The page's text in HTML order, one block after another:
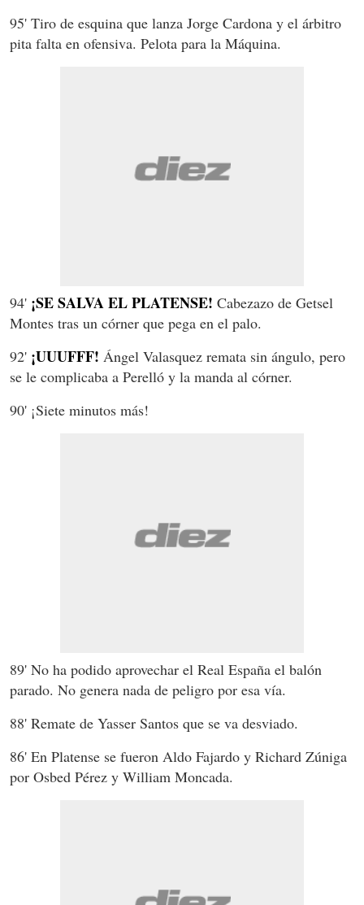
95' Tiro de esquina que lanza Jorge Cardona y el árbitro
pita falta en ofensiva. Pelota para la Máquina.
94' ¡SE SALVA EL PLATENSE! Cabezazo de Getsel
Montes tras un córner que pega en el palo.
92' ¡UUUFFF! Ángel Valasquez remata sin ángulo, pero
se le complicaba a Perelló y la manda al córner.
90' ¡Siete minutos más!
89' No ha podido aprovechar el Real España el balón
parado. No genera nada de peligro por esa vía.
88' Remate de Yasser Santos que se va desviado.
86' En Platense se fueron Aldo Fajardo y Richard Zúniga
por Osbed Pérez y William Moncada.